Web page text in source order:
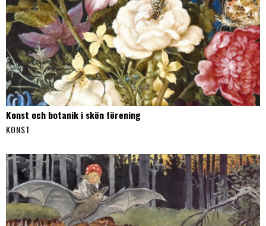
Konst och botanik i skön förening
KONST